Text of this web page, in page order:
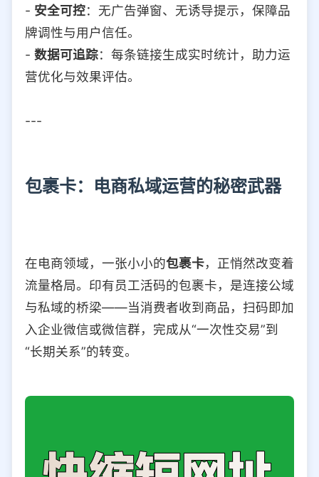
- 安全可控：无广告弹窗、无诱导提示，保障品
牌调性与用户信任。
- 数据可追踪：每条链接生成实时统计，助力运
营优化与效果评估。
---
包裹卡：电商私域运营的秘密武器
在电商领域，一张小小的包裹卡，正悄然改变着
流量格局。印有员工活码的包裹卡，是连接公域
与私域的桥梁——当消费者收到商品，扫码即加
入企业微信或微信群，完成从“一次性交易”到
“长期关系”的转变。